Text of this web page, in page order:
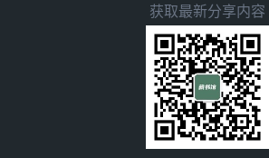
获取最新分享内容